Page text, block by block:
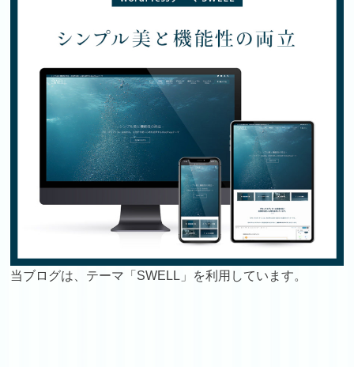
当ブログは、テーマ「SWELL」を利用しています。